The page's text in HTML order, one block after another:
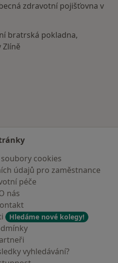
zdravotní pojišťovna v
bratrská pokladna,
cookies
údajů pro zaměstnance
péče
nás
Hledáme nové kolegy!
vyhledávání?